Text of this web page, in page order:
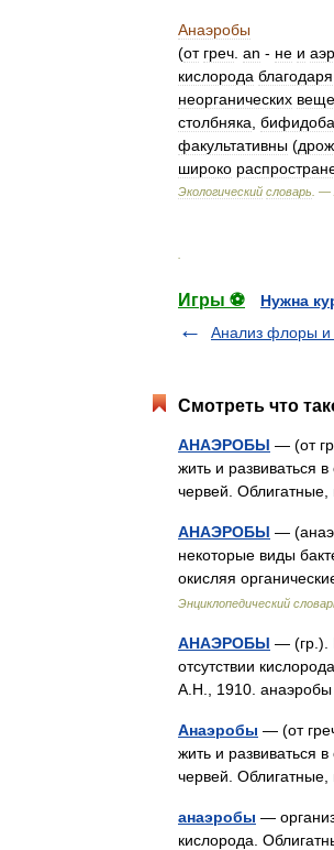
Анаэробы
(от греч an - не и
кислорода благодаря
неорганических
столбняка
факультативны (
широко
Экологический словарь . —
Игры ⚽
Нужна
Анализ флоры
Смотреть что
АНАЭРОБЫ — (от
жить и развиваться
червей.
АНАЭРОБЫ —
некоторые виды
окисляя
Энциклопедический
АНАЭРОБЫ — (гр.).
отсутствии
А.Н., 1910.
Анаэробы — (от
жить и развиваться
червей.
анаэробы —
кислорода.